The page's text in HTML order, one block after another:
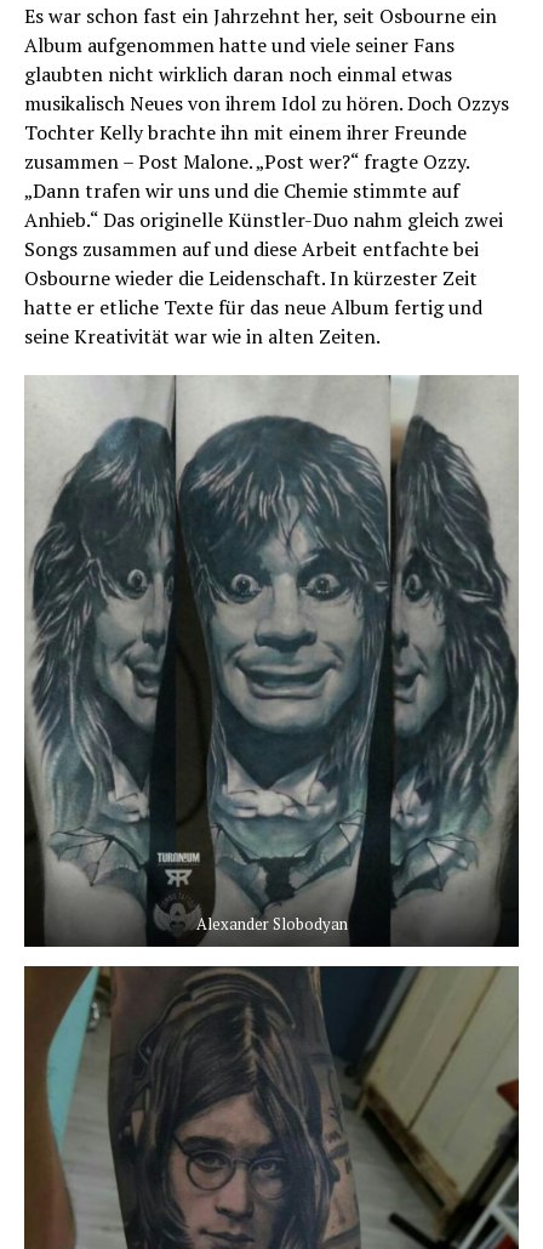
Es war schon fast ein Jahrzehnt her, seit Osbourne ein
Album aufgenommen hatte und viele seiner Fans
glaubten nicht wirklich daran noch einmal etwas
musikalisch Neues von ihrem Idol zu hören. Doch Ozzys
Tochter Kelly brachte ihn mit einem ihrer Freunde
zusammen – Post Malone. „Post wer?“ fragte Ozzy.
„Dann trafen wir uns und die Chemie stimmte auf
Anhieb.“ Das originelle Künstler-Duo nahm gleich zwei
Songs zusammen auf und diese Arbeit entfachte bei
Osbourne wieder die Leidenschaft. In kürzester Zeit
hatte er etliche Texte für das neue Album fertig und
seine Kreativität war wie in alten Zeiten.
Alexander Slobodyan